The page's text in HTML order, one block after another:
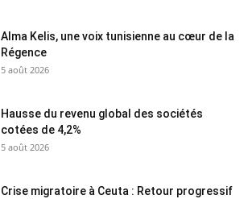
Alma Kelis, une voix tunisienne au cœur de la
Régence
5 août 2026
Hausse du revenu global des sociétés
cotées de 4,2%
5 août 2026
Crise migratoire à Ceuta : Retour progressif